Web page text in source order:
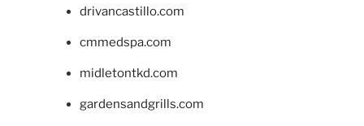
drivancastillo.com
cmmedspa.com
midletontkd.com
gardensandgrills.com